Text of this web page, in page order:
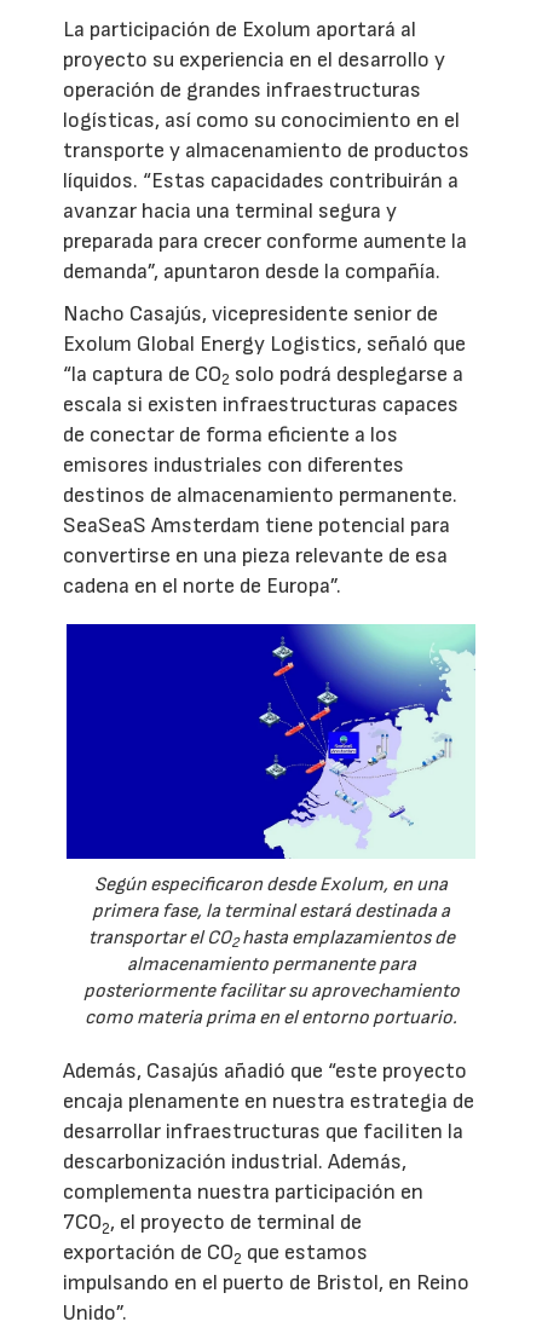
La participación de Exolum aportará al
proyecto su experiencia en el desarrollo y
operación de grandes infraestructuras
logísticas, así como su conocimiento en el
transporte y almacenamiento de productos
líquidos. “Estas capacidades contribuirán a
avanzar hacia una terminal segura y
preparada para crecer conforme aumente la
demanda”, apuntaron desde la compañía.
Nacho Casajús, vicepresidente senior de
Exolum Global Energy Logistics, señaló que
“la captura de CO2 solo podrá desplegarse a
escala si existen infraestructuras capaces
de conectar de forma eficiente a los
emisores industriales con diferentes
destinos de almacenamiento permanente.
SeaSeaS Amsterdam tiene potencial para
convertirse en una pieza relevante de esa
cadena en el norte de Europa”.
Según especificaron desde Exolum, en una
primera fase, la terminal estará destinada a
transportar el CO2hasta emplazamientos de
almacenamiento permanente para
posteriormente facilitar su aprovechamiento
como materia prima en el entorno portuario.
Además, Casajús añadió que “este proyecto
encaja plenamente en nuestra estrategia de
desarrollar infraestructuras que faciliten la
descarbonización industrial. Además,
complementa nuestra participación en
7CO2, el proyecto de terminal de
exportación de CO2 que estamos
impulsando en el puerto de Bristol, en Reino
Unido”.